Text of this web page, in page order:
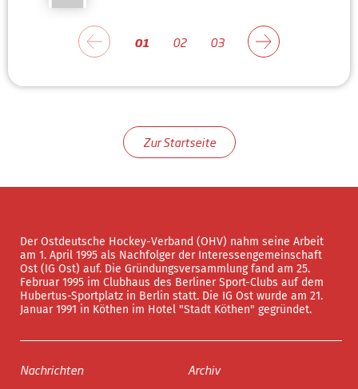
01 02 03
Zur Startseite
Der Ostdeutsche Hockey-Verband (OHV) nahm seine Arbeit
am 1. April 1995 als Nachfolger der Interessengemeinschaft
Ost (IG Ost) auf. Die Gründungsversammlung fand am 25.
Februar 1995 im Clubhaus des Berliner Sport-Clubs auf dem
Hubertus-Sportplatz in Berlin statt. Die IG Ost wurde am 21.
Januar 1991 in Köthen im Hotel "Stadt Köthen" gegründet.
Nachrichten
Archiv